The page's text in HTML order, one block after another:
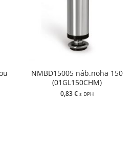
NMBD15005 náb.noha 150
(01GL150CHM)
0,83 € s DPH